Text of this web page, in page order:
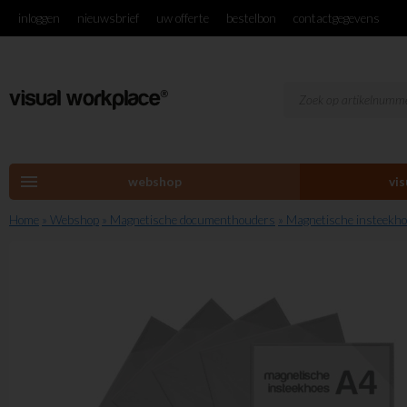
inloggen nieuwsbrief uw offerte bestelbon contactgegevens
menu webshop
Home » Webshop » Magnetische documenthouders » Magnetische